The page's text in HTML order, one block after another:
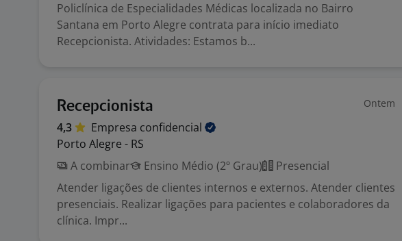
Policlínica de Especialidades Médicas localizada no Bairro
Santana em Porto Alegre contrata para início imediato
Recepcionista. Atividades: Estamos b...
Recepcionista Ontem
4,3 Empresa confidencial
Porto Alegre - RS
A combinar
Ensino Médio (2º Grau)
Presencial
Atender ligações de clientes internos e externos. Atender clientes
presenciais. Realizar ligações para pacientes e colaboradores da
clínica. Impr...